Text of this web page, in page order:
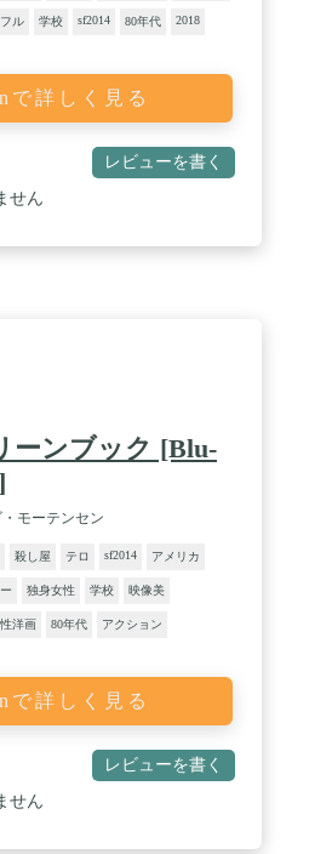
ル 学校 sf2014 80年代 2018
で詳しく見る
レビューを書く
せん
ーンブック [Blu-
モーテンセン
殺し屋 テロ sf2014 アメリカ
独身女性 学校 映像美
洋画 80年代 アクション
で詳しく見る
レビューを書く
せん